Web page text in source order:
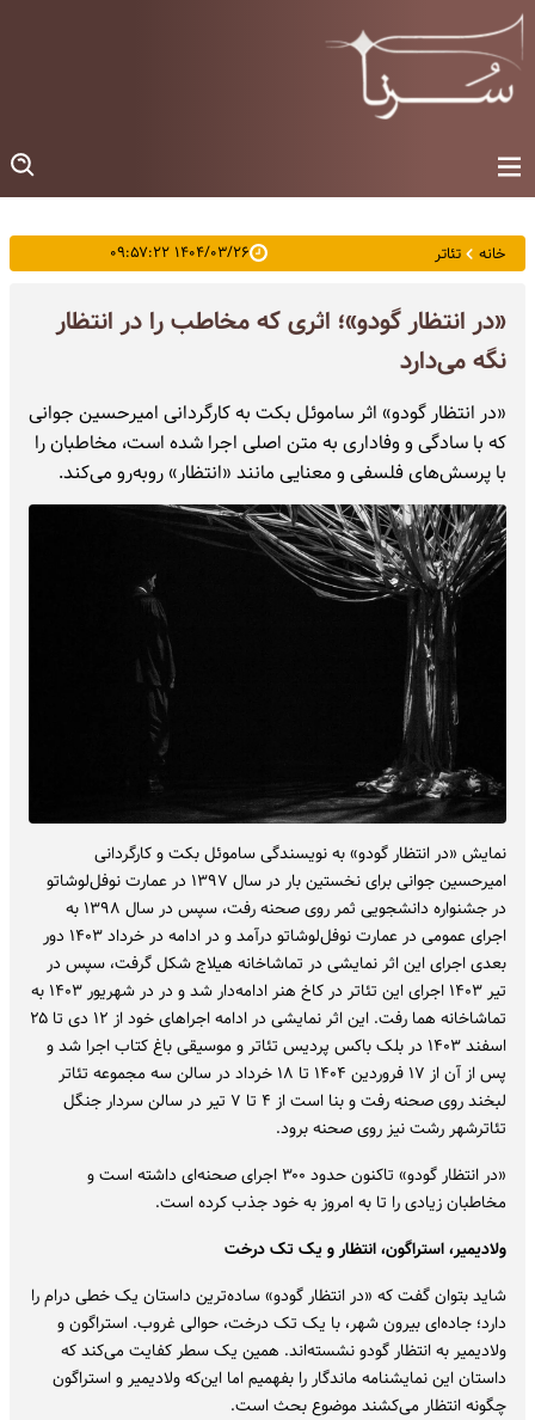
خانه تئاتر ۱۴۰۴/۰۳/۲۶ ۰۹:۵۷:۲۲
«در انتظار گودو»؛ اثری که مخاطب را در انتظار
نگه می‌دارد
«در انتظار گودو» اثر ساموئل بکت به کارگردانی امیرحسین جوانی
که با سادگی و وفاداری به متن اصلی اجرا شده است، مخاطبان را
با پرسش‌های فلسفی و معنایی مانند «انتظار» روبه‌رو می‌کند.
نمایش «در انتظار گودو» به نویسندگی ساموئل بکت و کارگردانی
امیرحسین جوانی برای نخستین بار در سال ۱۳۹۷ در عمارت نوفل‌لوشاتو
در جشنواره دانشجویی ثمر روی صحنه رفت، سپس در سال ۱۳۹۸ به
اجرای عمومی در عمارت نوفل‌لوشاتو درآمد و در ادامه در خرداد ۱۴۰۳ دور
بعدی اجرای این اثر نمایشی در تماشاخانه هیلاج شکل گرفت، سپس در
تیر ۱۴۰۳ اجرای این تئاتر در کاخ هنر ادامه‌دار شد و در در شهریور ۱۴۰۳ به
تماشاخانه هما رفت. این اثر نمایشی در ادامه اجراهای خود از ۱۲ دی تا ۲۵
اسفند ۱۴۰۳ در بلک‌ باکس پردیس تئاتر و موسیقی باغ کتاب اجرا شد و
پس از آن از ۱۷ فروردین ۱۴۰۴ تا ۱۸ خرداد در سالن سه مجموعه تئاتر
لبخند روی صحنه رفت و بنا است از ۴ تا ۷ تیر در سالن سردار جنگل
تئاترشهر رشت نیز روی صحنه برود.
«در انتظار گودو» تاکنون حدود ۳۰۰ اجرای صحنه‌ای داشته است و
مخاطبان زیادی را تا به امروز به خود جذب کرده است.
ولادیمیر، استراگون، انتظار و یک تک درخت
شاید بتوان گفت که «در انتظار گودو» ساده‌ترین داستان یک خطی درام را
دارد؛ جاده‌ای بیرون شهر، با یک تک درخت، حوالی غروب. استراگون و
ولادیمیر به انتظار گودو نشسته‌اند. همین یک سطر کفایت می‌کند که
داستان این نمایشنامه ماندگار را بفهمیم اما این‌که ولادیمیر و استراگون
چگونه انتظار می‌کشند موضوع بحث است.